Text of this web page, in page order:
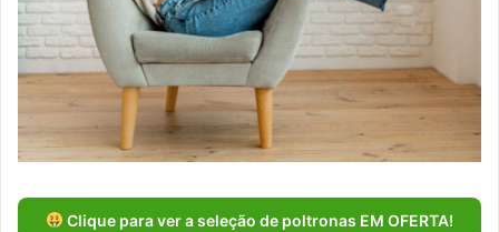
Clique para ver a seleção de poltronas EM OFERTA!